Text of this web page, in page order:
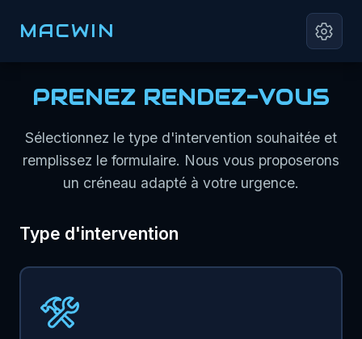
MACWIN
PRENEZ RENDEZ-VOUS
Sélectionnez le type d'intervention souhaitée et
remplissez le formulaire. Nous vous proposerons
un créneau adapté à votre urgence.
Type d'intervention